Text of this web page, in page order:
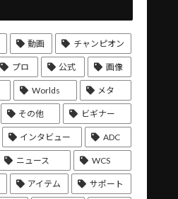
動画 チャンピオン
プロ 公式 画像
Worlds メタ
その他 ビギナー
インタビュー ADC
ニュース WCS
アイテム サポート